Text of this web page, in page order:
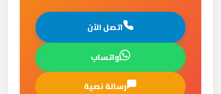
اتصل الآن
واتساب
رسالة نصية